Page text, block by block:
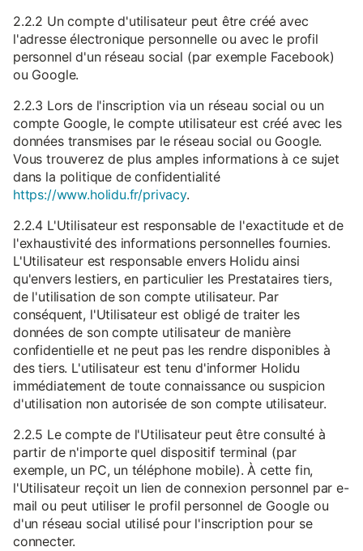
2.2.2 Un compte d'utilisateur peut être créé avec
l'adresse électronique personnelle ou avec le profil
personnel d'un réseau social (par exemple Facebook)
ou Google.
2.2.3 Lors de l'inscription via un réseau social ou un
compte Google, le compte utilisateur est créé avec les
données transmises par le réseau social ou Google.
Vous trouverez de plus amples informations à ce sujet
dans la politique de confidentialité
https://www.holidu.fr/privacy.
2.2.4 L'Utilisateur est responsable de l'exactitude et de
l'exhaustivité des informations personnelles fournies.
L'Utilisateur est responsable envers Holidu ainsi
qu'envers lestiers, en particulier les Prestataires tiers,
de l'utilisation de son compte utilisateur. Par
conséquent, l'Utilisateur est obligé de traiter les
données de son compte utilisateur de manière
confidentielle et ne peut pas les rendre disponibles à
des tiers. L'utilisateur est tenu d'informer Holidu
immédiatement de toute connaissance ou suspicion
d'utilisation non autorisée de son compte utilisateur.
2.2.5 Le compte de l'Utilisateur peut être consulté à
partir de n'importe quel dispositif terminal (par
exemple, un PC, un téléphone mobile). À cette fin,
l'Utilisateur reçoit un lien de connexion personnel par e-
mail ou peut utiliser le profil personnel de Google ou
d'un réseau social utilisé pour l'inscription pour se
connecter.